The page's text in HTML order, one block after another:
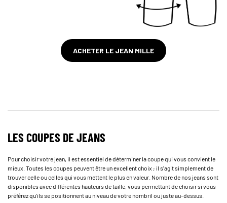
ACHETER LE JEAN MILLE
LES COUPES DE JEANS
Pour choisir votre jean, il est essentiel de déterminer la coupe qui vous convient le
mieux. Toutes les coupes peuvent être un excellent choix ; il s'agit simplement de
trouver celle ou celles qui vous mettent le plus en valeur. Nombre de nos jeans sont
disponibles avec différentes hauteurs de taille, vous permettant de choisir si vous
préférez qu'ils se positionnent au niveau de votre nombril ou juste au-dessus.